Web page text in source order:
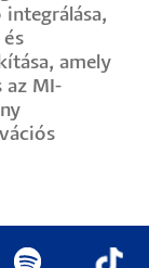
integrálása,
amely
az MI-